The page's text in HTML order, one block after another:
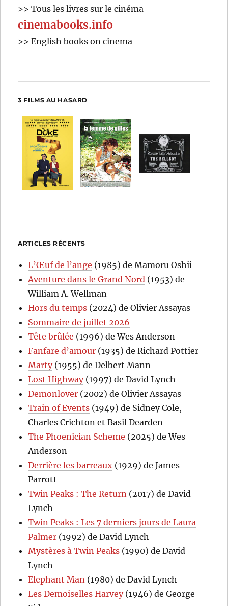
>> Tous les livres sur le cinéma
cinemabooks.info
>> English books on cinema
3 FILMS AU HASARD
ARTICLES RÉCENTS
L’Œuf de l’ange (1985) de Mamoru Oshii
Aventure dans le Grand Nord (1953) de
William A. Wellman
Hors du temps (2024) de Olivier Assayas
Sommaire de juillet 2026
Tête brûlée (1996) de Wes Anderson
Fanfare d’amour (1935) de Richard Pottier
Marty(1955) de Delbert Mann
Lost Highway(1997) de David Lynch
Demonlover (2002) de Olivier Assayas
Train of Events (1949) de Sidney Cole,
Charles Crichton et Basil Dearden
The Phoenician Scheme (2025) de Wes
Anderson
Derrière les barreaux (1929) de James
Parrott
Twin Peaks : The Return (2017) de David
Lynch
Twin Peaks : Les 7 derniers jours de Laura
Palmer (1992) de David Lynch
Mystères à Twin Peaks (1990) de David
Lynch
Elephant Man (1980) de David Lynch
Les Demoiselles Harvey(1946) de George